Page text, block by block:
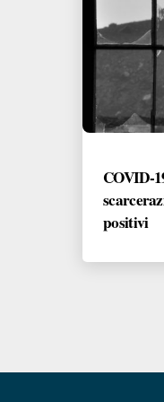
COVID-
positivi